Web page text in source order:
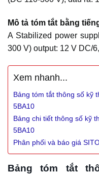
Mô tả tóm tắt bằng
A Stabilized power
300 V) output: 12 V DC/
Xem nhanh...
Bảng tóm tắt thông số kỹ
5BA10
Bảng chi tiết thông số kỹ
5BA10
Phân phối và báo giá
Bảng tóm tắt